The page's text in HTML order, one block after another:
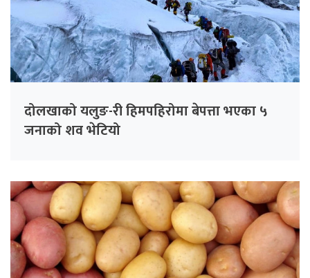
दोलखाको यलुङ-री हिमपहिरोमा बेपत्ता भएका ५
जनाको शव भेटियो